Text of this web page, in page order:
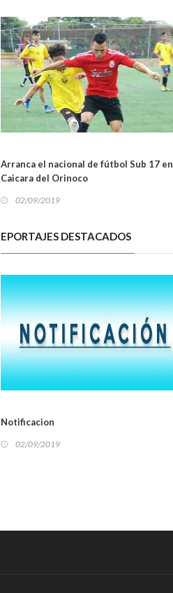
Arranca el nacional de fútbol Sub 17 en
Caicara del Orinoco
02/09/2019
EPORTAJES DESTACADOS
Notificacion
02/09/2019